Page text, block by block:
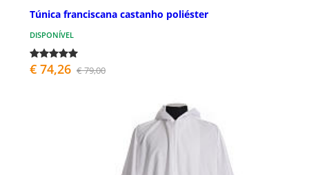
Túnica franciscana castanho poliéster
DISPONÍVEL
€ 74,26 € 79,00